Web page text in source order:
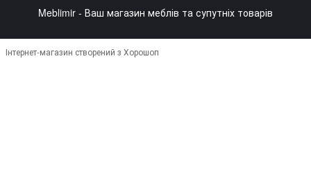
Meblimir - Ваш магазин меблів та супутніх товарів
Інтернет-магазин створений з Хорошоп